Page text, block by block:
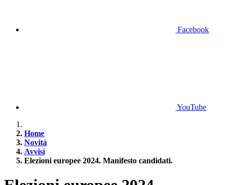
Facebook
YouTube
Home
Novità
Avvisi
Elezioni europee 2024. Manifesto candidati.